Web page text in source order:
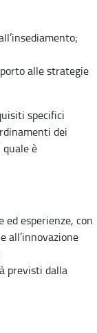
alle strategie
specifici
dei
è
ed esperienze, con
all’innovazione
previsti dalla